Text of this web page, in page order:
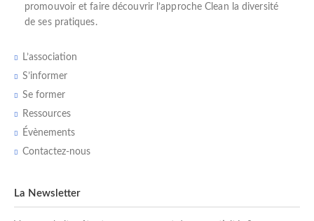
promouvoir et faire découvrir l’approche Clean la diversité
de ses pratiques.
L’association
S’informer
Se former
Ressources
Évènements
Contactez-nous
La Newsletter